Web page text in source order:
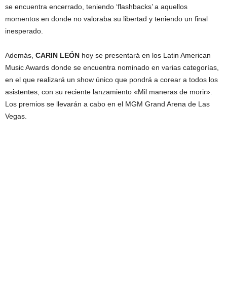
se encuentra encerrado, teniendo ‘flashbacks’ a aquellos
momentos en donde no valoraba su libertad y teniendo un final
inesperado.
Además, CARIN LEÓN hoy se presentará en los Latin American
Music Awards donde se encuentra nominado en varias categorías,
en el que realizará un show único que pondrá a corear a todos los
asistentes, con su reciente lanzamiento «Mil maneras de morir».
Los premios se llevarán a cabo en el MGM Grand Arena de Las
Vegas.